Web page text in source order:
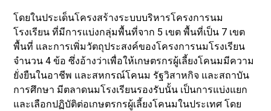
โดยในประเด็นโครงสร้างระบบบริหารโครงการนม
โรงเรียน ที่มีการแบ่งกลุ่มพื้นที่จาก 5 เขต พื้นที่เป็น 7 เขต
พื้นที่ และการเพิ่มวัตถุประสงค์ของโครงการนมโรงเรียน
จำนวน 4 ข้อ ซึ่งอ้างว่าเพื่อให้เกษตรกรผู้เลี้ยงโคนมมีความ
ยั่งยืนในอาชีพ และสหกรณ์โคนม รัฐวิสาหกิจ และสถาบัน
การศึกษา มีตลาดนมโรงเรียนรองรับนั้น เป็นการแบ่งแยก
และเลือกปฏิบัติต่อเกษตรกรผู้เลี้ยงโคนมในประเทศ โดย